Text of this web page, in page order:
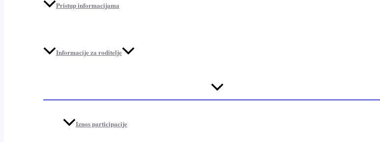
Pristup informacijama
Informacije za roditelje
Menu
Toggle
Iznos participacije